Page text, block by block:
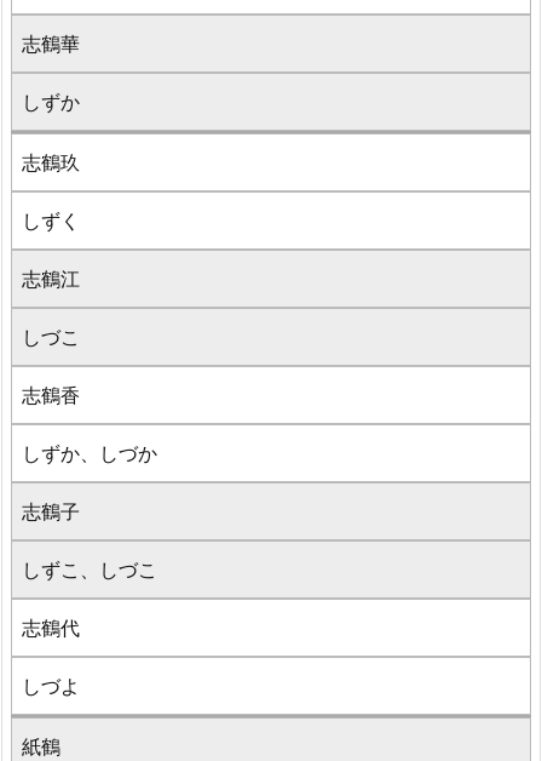
志鶴華
しずか
志鶴玖
しずく
志鶴江
しづこ
志鶴香
しずか、しづか
志鶴子
しずこ、しづこ
志鶴代
しづよ
紙鶴